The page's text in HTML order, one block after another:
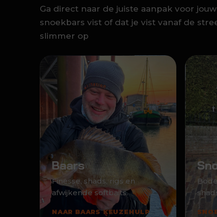
Ga direct naar de juiste aanpak voor
snoekbars vist of dat je vist vanaf de
slimmer op
Baars
Finesse, shads, rigs en
afwijkende softbaits.
NAAR BAARS KEUZEHULP